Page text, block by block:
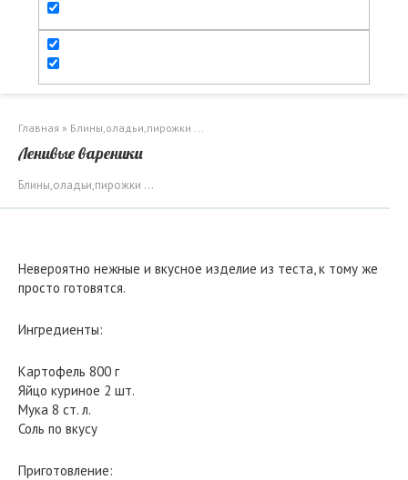
Главная » Блины,оладьи,пирожки ...
Ленивые вареники
Блины,оладьи,пирожки ...
Невероятно нежные и вкусное изделие из теста, к тому же
просто готовятся.
Ингредиенты:
Картофель 800 г
Яйцо куриное 2 шт.
Мука 8 ст. л.
Соль по вкусу
Приготовление: